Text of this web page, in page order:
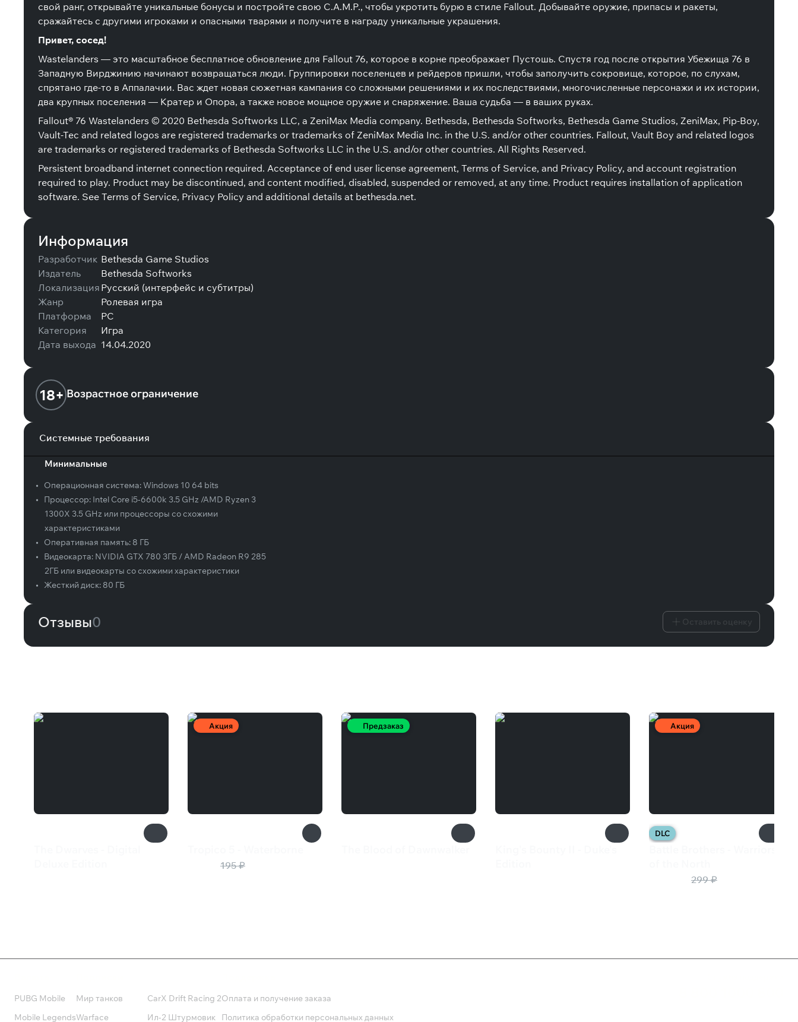
свой ранг, открывайте уникальные бонусы и постройте свою C.A.M.P., чтобы укротить бурю в стиле Fallout. Добывайте оружие, припасы и ракеты,
сражайтесь с другими игроками и опасными тварями и получите в награду уникальные украшения.
Привет, сосед!
Wastelanders — это масштабное бесплатное обновление для Fallout 76, которое в корне преображает Пустошь. Спустя год после открытия Убежища 76 в
Западную Вирджинию начинают возвращаться люди. Группировки поселенцев и рейдеров пришли, чтобы заполучить сокровище, которое, по слухам,
спрятано где-то в Аппалачии. Вас ждет новая сюжетная кампания со сложными решениями и их последствиями, многочисленные персонажи и их истории,
два крупных поселения — Кратер и Опора, а также новое мощное оружие и снаряжение. Ваша судьба — в ваших руках.
Fallout® 76 Wastelanders © 2020 Bethesda Softworks LLC, a ZeniMax Media company. Bethesda, Bethesda Softworks, Bethesda Game Studios, ZeniMax, Pip-Boy,
Vault-Tec and related logos are registered trademarks or trademarks of ZeniMax Media Inc. in the U.S. and/or other countries. Fallout, Vault Boy and related logos
are trademarks or registered trademarks of Bethesda Softworks LLC in the U.S. and/or other countries. All Rights Reserved.
Persistent broadband internet connection required. Acceptance of end user license agreement, Terms of Service, and Privacy Policy, and account registration
required to play. Product may be discontinued, and content modified, disabled, suspended or removed, at any time. Product requires installation of application
software. See Terms of Service, Privacy Policy and additional details at bethesda.net.
Информация
Разработчик Bethesda Game Studios
Издатель
Bethesda Softworks
Локализация Русский (интерфейс и субтитры)
Жанр
Ролевая игра
Платформа
PC
Категория
Игра
Дата выхода 14.04.2020
18+ Возрастное ограничение
Системные требования
Минимальные
• Операционная система:Windows 10 64 bits
•
Процессор: Intel Core i5-6600k 3.5 GHz /AMD Ryzen 3
1300X 3.5 GHz или процессоры со схожими
характеристиками
•
Оперативная память: 8 ГБ
•
Видеокарта: NVIDIA GTX 780 3ГБ / AMD Radeon R9 285
2ГБ или видеокарты со схожими характеристики
•
Жесткий диск: 80 ГБ
Отзывы0
Акция
195 ₽
Предзаказ Акция
DLC
299 ₽
PUBG Mobile
Mobile Legends
Мир танков
Warface
CarX Drift Racing 2
Ил-2 Штурмовик
Оплата и получение заказа
Политика обработки персональных данных